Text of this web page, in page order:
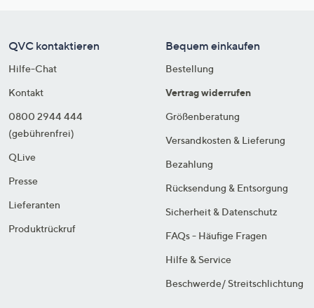
QVC kontaktieren
Hilfe-Chat
Kontakt
0800 2944 444
(gebührenfrei)
QLive
Presse
Lieferanten
Produktrückruf
Bequem einkaufen
Bestellung
Vertrag widerrufen
Größenberatung
Versandkosten & Lieferung
Bezahlung
Rücksendung & Entsorgung
Sicherheit & Datenschutz
FAQs - Häufige Fragen
Hilfe & Service
Beschwerde/ Streitschlichtung